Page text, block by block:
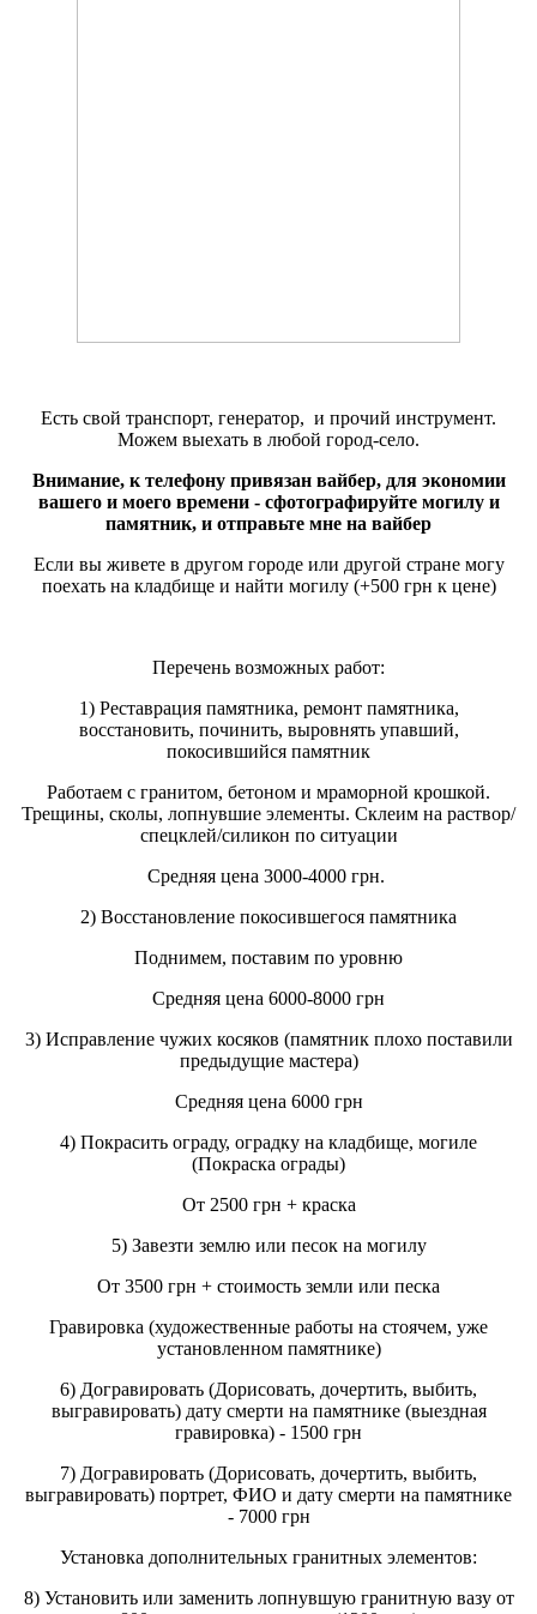
Есть свой транспорт, генератор, и прочий инструмент.
Можем выехать в любой город-село.
Внимание, к телефону привязан вайбер, для экономии
вашего и моего времени - сфотографируйте могилу и
памятник, и отправьте мне на вайбер
Если вы живете в другом городе или другой стране могу
поехать на кладбище и найти могилу (+500 грн к цене)
Перечень возможных работ:
1) Реставрация памятника, ремонт памятника,
восстановить, починить, выровнять упавший,
покосившийся памятник
Работаем с гранитом, бетоном и мраморной крошкой.
Трещины, сколы, лопнувшие элементы. Склеим на раствор/
спецклей/силикон по ситуации
Средняя цена 3000-4000 грн.
2) Восстановление покосившегося памятника
Поднимем, поставим по уровню
Средняя цена 6000-8000 грн
3) Исправление чужих косяков (памятник плохо поставили
предыдущие мастера)
Средняя цена 6000 грн
4) Покрасить ограду, оградку на кладбище, могиле
(Покраска ограды)
От 2500 грн + краска
5) Завезти землю или песок на могилу
От 3500 грн + стоимость земли или песка
Гравировка (художественные работы на стоячем, уже
установленном памятнике)
6) Догравировать (Дорисовать, дочертить, выбить,
выгравировать) дату смерти на памятнике (выездная
гравировка) - 1500 грн
7) Догравировать (Дорисовать, дочертить, выбить,
выгравировать) портрет, ФИО и дату смерти на памятнике
- 7000 грн
Установка дополнительных гранитных элементов:
8) Установить или заменить лопнувшую гранитную вазу от